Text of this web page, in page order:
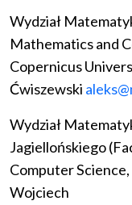
Wydział
Mathematics and
Copernicus
Ćwiszewski
Wydział
Jagiellońskiego
Computer
Wojciech